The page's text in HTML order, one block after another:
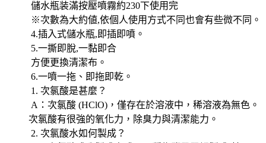
儲水瓶装滿按壓噴霧約230下使用完
※次數為大約値,依個人使用方式不同也會有些微不同。
4.插入式儲水瓶,即插即噴。
5.一撕即脫,一黏即合
方便更換清潔布。
6.一噴一拖、即拖即乾。
1. 次氯酸是甚麼？
A：次氯酸 (HClO)，僅存在於溶液中，稀溶液為無色。
次氯酸有很強的氧化力，除臭力與清潔能力。
2. 次氯酸水如何製成？